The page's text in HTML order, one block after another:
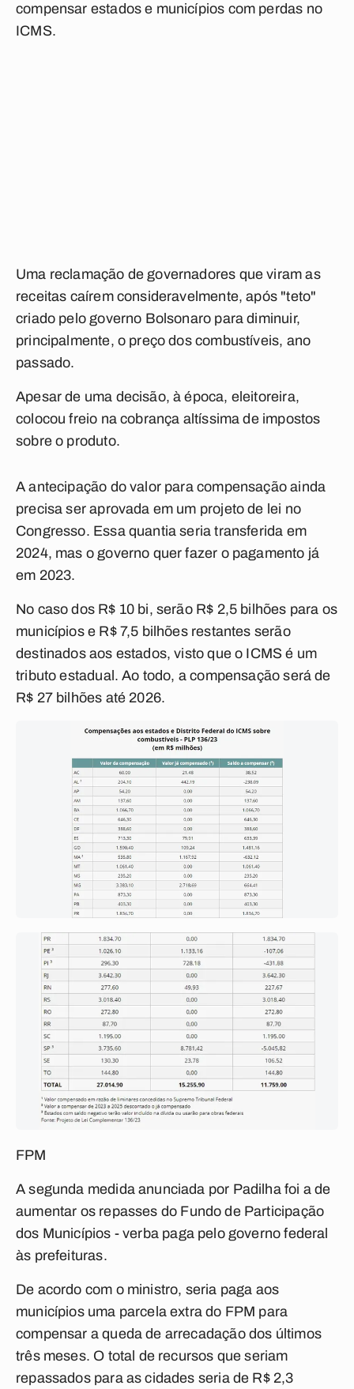
compensar estados e municípios com perdas no
ICMS.
Uma reclamação de governadores que viram as
receitas caírem consideravelmente, após "teto"
criado pelo governo Bolsonaro para diminuir,
principalmente, o preço dos combustíveis, ano
passado.
Apesar de uma decisão, à época, eleitoreira,
colocou freio na cobrança altíssima de impostos
sobre o produto.
A antecipação do valor para compensação ainda
precisa ser aprovada em um projeto de lei no
Congresso. Essa quantia seria transferida em
2024, mas o governo quer fazer o pagamento já
em 2023.
No caso dos R$ 10 bi, serão R$ 2,5 bilhões para os
municípios e R$ 7,5 bilhões restantes serão
destinados aos estados, visto que o ICMS é um
tributo estadual. Ao todo, a compensação será de
R$ 27 bilhões até 2026.
FPM
A segunda medida anunciada por Padilha foi a de
aumentar os repasses do Fundo de Participação
dos Municípios -verba paga pelo governo federal
às prefeituras.
De acordo com o ministro, seria paga aos
municípios uma parcela extra do FPM para
compensar a queda de arrecadação dos últimos
três meses. O total de recursos que seriam
repassados para as cidades seria de R$ 2,3